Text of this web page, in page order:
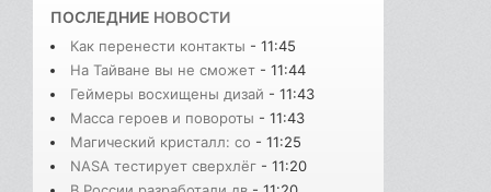
ПОСЛЕДНИЕ НОВОСТИ
Как перенести контакты - 11:45
На Тайване вы не сможет - 11:44
Геймеры восхищены дизай - 11:43
Масса героев и повороты - 11:43
Магический кристалл: со - 11:25
NASA тестирует сверхлёг - 11:20